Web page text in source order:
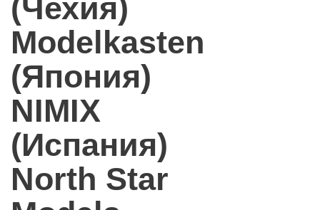
(Чехия)
Modelkasten
(Япония)
NIMIX
(Испания)
North Star